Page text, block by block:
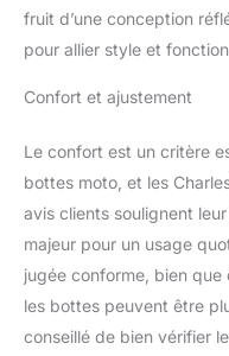
fruit d’une conception
pour allier style et
Confort et ajustement
Le confort est un critère
bottes moto, et les
avis clients soulignent
majeur pour un usage
jugée conforme, bien
les bottes peuvent être
conseillé de bien vérifier